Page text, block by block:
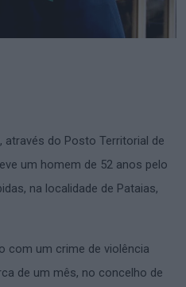
através do Posto Territorial de
um homem de 52 anos pelo
na localidade de Pataias,
com um crime de violência
de um mês, no concelho de